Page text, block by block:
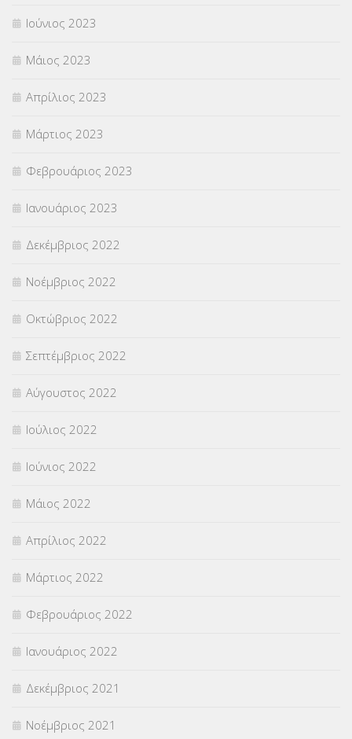
Ιούνιος 2023
Μάιος 2023
Απρίλιος 2023
Μάρτιος 2023
Φεβρουάριος 2023
Ιανουάριος 2023
Δεκέμβριος 2022
Νοέμβριος 2022
Οκτώβριος 2022
Σεπτέμβριος 2022
Αύγουστος 2022
Ιούλιος 2022
Ιούνιος 2022
Μάιος 2022
Απρίλιος 2022
Μάρτιος 2022
Φεβρουάριος 2022
Ιανουάριος 2022
Δεκέμβριος 2021
Νοέμβριος 2021